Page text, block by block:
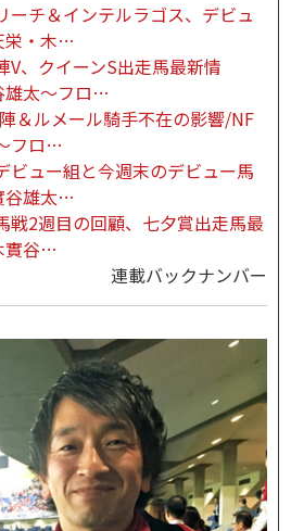
ーチ＆インテルラゴス、デビュ
栄・木…
V、クイーンS出走馬最新情
雄太～フロ…
＆ルメール騎手不在の影響/NF
フロ…
ビュー組と今週末のデビュー馬
谷雄太…
戦2週目の回顧、七夕賞出走馬最
實谷…
連載バックナンバー